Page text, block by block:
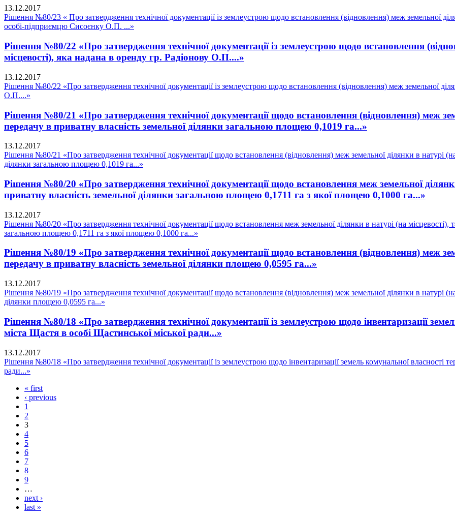
13.12.2017
Рішення №80/23 « Про затвердження технічної документації із землеустрою щодо встановлення (відновлення) меж земельної
особі-підприємцю Сисоєнку О.П. ...»
Рішення №80/22 «Про затвердження технічної документації із землеустрою щодо встановлення
місцевості), яка надана в оренду гр. Радіонову О.П....»
13.12.2017
Рішення №80/22 «Про затвердження технічної документації із землеустрою щодо встановлення (відновлення) меж земельної
О.П....»
Рішення №80/21 «Про затвердження технічної документації щодо встановлення (відновлення) меж
передачу в приватну власність земельної ділянки загальною площею 0,1019 га...»
13.12.2017
Рішення №80/21 «Про затвердження технічної документації щодо встановлення (відновлення) меж земельної ділянки в натурі
ділянки загальною площею 0,1019 га...»
Рішення №80/20 «Про затвердження технічної документації щодо встановлення меж земельної
приватну власність земельної ділянки загальною площею 0,1711 га з якої площею 0,1000 га...»
13.12.2017
Рішення №80/20 «Про затвердження технічної документації щодо встановлення меж земельної ділянки в натурі (на місцевості),
загальною площею 0,1711 га з якої площею 0,1000 га...»
Рішення №80/19 «Про затвердження технічної документації щодо встановлення (відновлення) меж
передачу в приватну власність земельної ділянки площею 0,0595 га...»
13.12.2017
Рішення №80/19 «Про затвердження технічної документації щодо встановлення (відновлення) меж земельної ділянки в натурі
ділянки площею 0,0595 га...»
Рішення №80/18 «Про затвердження технічної документації із землеустрою щодо інвентаризації
міста Щастя в особі Щастинської міської ради...»
13.12.2017
Рішення №80/18 «Про затвердження технічної документації із землеустрою щодо інвентаризації земель комунальної власності
ради...»
« first
‹ previous
1
2
3
4
5
6
7
8
9
…
next ›
last »